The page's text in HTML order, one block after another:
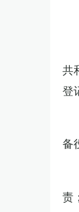
共
登
备
责